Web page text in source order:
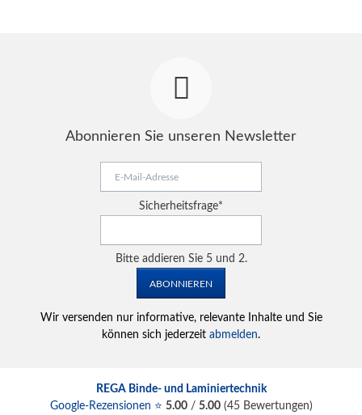
Abonnieren Sie unseren Newsletter
Adresse
Pflichtfeld
Sicherheitsfrage*
Bitte addieren Sie 5 und 2.
ABONNIEREN
Wir versenden nur informative, relevante Inhalte und Sie
können sich jederzeit abmelden.
REGA Binde- und Laminiertechnik
Google-Rezensionen ⭐ 5.00/ 5.00(45Bewertungen)